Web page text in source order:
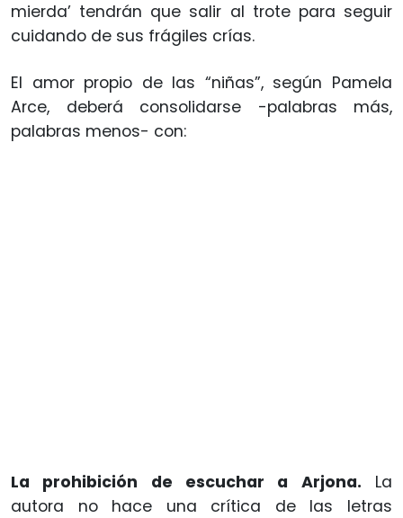
mierda’ tendrán que salir al trote para seguir
cuidando de sus frágiles crías.
El amor propio de las “niñas”, según Pamela
Arce, deberá consolidarse -palabras más,
palabras menos- con:
La prohibición de escuchar a Arjona. La
autora no hace una crítica de las letras